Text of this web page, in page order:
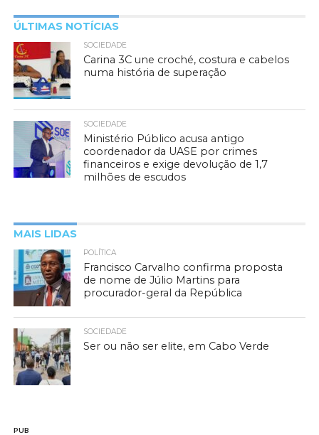
ÚLTIMAS NOTÍCIAS
SOCIEDADE
Carina 3C une croché, costura e cabelos
numa história de superação
SOCIEDADE
Ministério Público acusa antigo
coordenador da UASE por crimes
financeiros e exige devolução de 1,7
milhões de escudos
MAIS LIDAS
POLÍTICA
Francisco Carvalho confirma proposta
de nome de Júlio Martins para
procurador-geral da República
SOCIEDADE
Ser ou não ser elite, em Cabo Verde
PUB